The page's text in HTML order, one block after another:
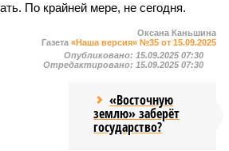
По крайней мере, не сегодня.
Оксана Каньшина
Газета «Наша версия» №35 от 15.09.2025
Опубликовано: 15.09.2025 07:30
Отредактировано: 15.09.2025 07:30
«Восточную
землю» заберёт
государство?